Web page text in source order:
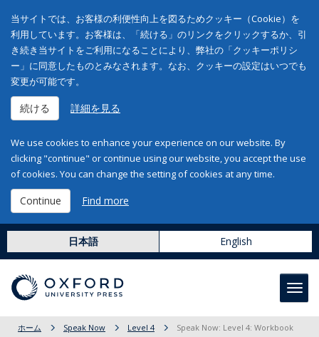
当サイトでは、お客様の利便性向上を図るためクッキー（Cookie）を
利用しています。お客様は、「続ける」のリンクをクリックするか、引
き続き当サイトをご利用になることにより、弊社の「クッキーポリシ
ー」に同意したものとみなされます。なお、クッキーの設定はいつでも
変更が可能です。
続ける 詳細を見る
We use cookies to enhance your experience on our website. By
clicking "continue" or continue using our website, you accept the use
of cookies. You can change the setting of cookies at any time.
Continue Find more
日本語 English
ホーム Speak Now Level 4 Speak Now: Level 4: Workbook